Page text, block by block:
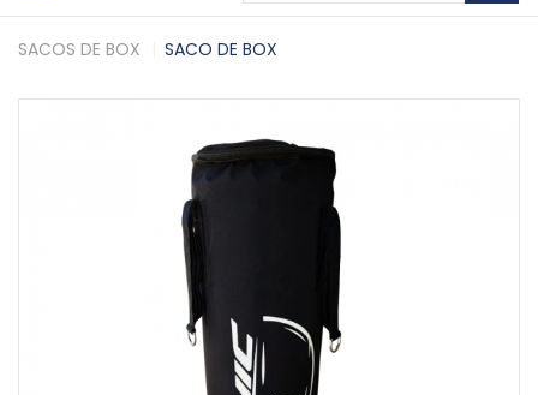
SACOS DE BOX SACO DE BOX